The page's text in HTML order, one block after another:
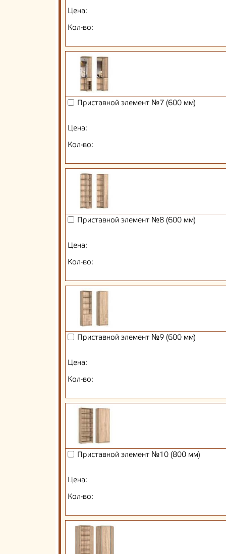
Цена:
Кол-во:
Приставной элемент №7 (600 мм)
Цена:
Кол-во:
Приставной элемент №8 (600 мм)
Цена:
Кол-во:
Приставной элемент №9 (600 мм)
Цена:
Кол-во:
Приставной элемент №10 (800 мм)
Цена:
Кол-во: